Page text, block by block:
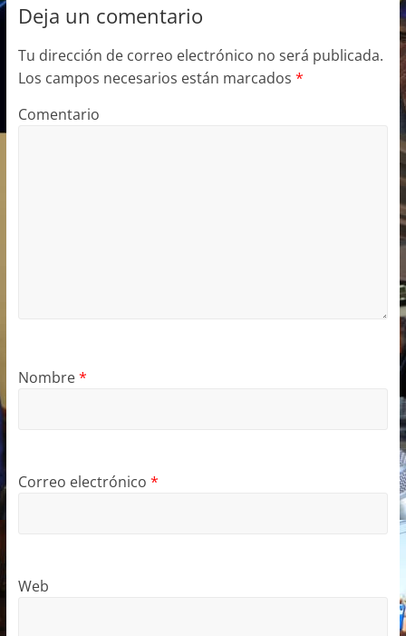
Deja un comentario
Tu dirección de correo electrónico no será publicada.
Los campos necesarios están marcados *
Comentario
Nombre*
Correo electrónico *
Web